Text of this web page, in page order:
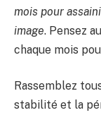
mois pour
image. Pensez
chaque mois
Rassemblez
stabilité et la